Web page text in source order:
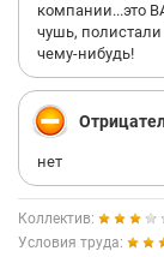
компании...это
чушь,
чему-нибудь!
нет
Коллектив:
Условия труда: